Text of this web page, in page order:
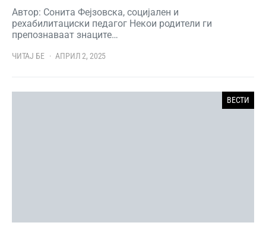
Автор: Сонита Фејзовска, социјален и
рехабилитациски педагог Некои родители ги
препознаваат знаците…
ЧИТАЈ БЕ АПРИЛ 2, 2025
ВЕСТИ